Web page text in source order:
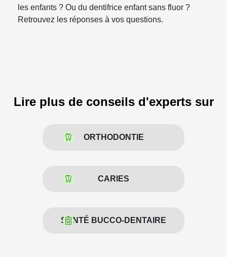
les enfants ? Ou du dentifrice enfant sans fluor ?
Retrouvez les réponses à vos questions.
Lire plus de conseils d'experts sur
ORTHODONTIE
CARIES
SANTÉ BUCCO-DENTAIRE